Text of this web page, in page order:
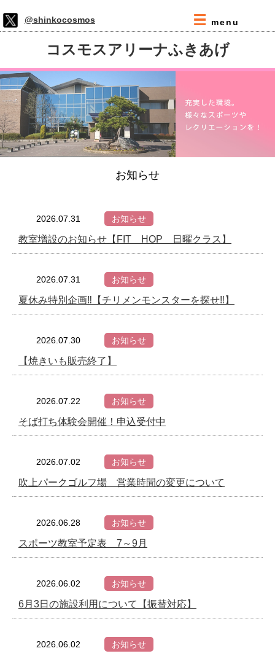
コスモスアリーナふきあげ
menu
@shinkocosmos
お知らせ
2026.07.31 お知らせ
教室増設のお知らせ【FIT HOP 日曜クラス】
2026.07.31 お知らせ
夏休み特別企画‼【チリメンモンスターを探せ‼】
2026.07.30 お知らせ
【焼きいも販売終了】
2026.07.22 お知らせ
そば打ち体験会開催！申込受付中
2026.07.02 お知らせ
吹上パークゴルフ場 営業時間の変更について
2026.06.28 お知らせ
スポーツ教室予定表 7～9月
2026.06.02 お知らせ
6月3日の施設利用について【振替対応】
2026.06.02 お知らせ